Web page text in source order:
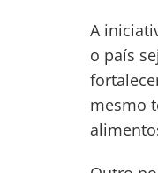
A
o país
mesmo